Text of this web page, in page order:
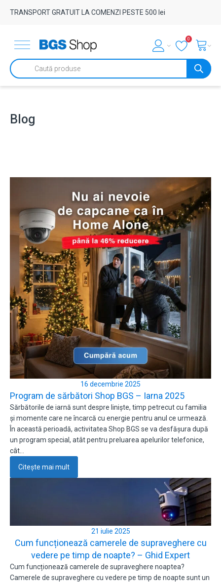
TRANSPORT GRATUIT LA COMENZI PESTE 500 lei
0
Products
search
Blog
16 decembrie 2025
Program de sărbători Shop BGS – Iarna 2025
Sărbătorile de iarnă sunt despre liniște, timp petrecut cu familia
și momente care ne încarcă cu energie pentru anul ce urmează.
În această perioadă, activitatea Shop BGS se va desfășura după
un program special, atât pentru preluarea apelurilor telefonice,
cât…
Citește mai mult
21 iulie 2025
Cum funcționează camerele de supraveghere cu
vedere pe timp de noapte? – Ghid Expert
Cum funcționează camerele de supraveghere noaptea?
Camerele de supraveghere cu vedere pe timp de noapte sunt un